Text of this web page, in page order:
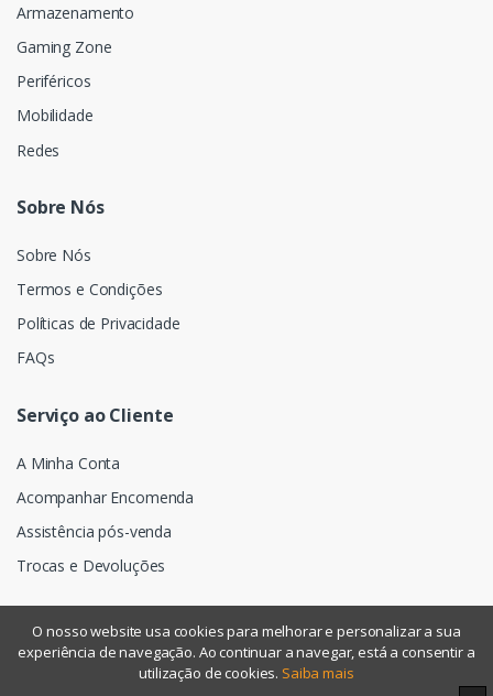
Armazenamento
Gaming Zone
Periféricos
Mobilidade
Redes
Sobre Nós
Sobre Nós
Termos e Condições
Políticas de Privacidade
FAQs
Serviço ao Cliente
A Minha Conta
Acompanhar Encomenda
Assistência pós-venda
Trocas e Devoluções
©Assismática- Todos os direitos reservados
O nosso website usa cookies para melhorar e personalizar a sua
experiência de navegação. Ao continuar a navegar, está a consentir a
utilização de cookies. Saiba mais